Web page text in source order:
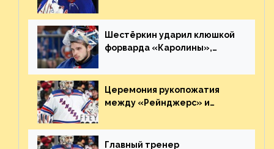
великолепную игру
Шестёркин ударил клюшкой
форварда «Каролины»,
пятаке. Видео
Церемония рукопожатия
между «Рейнджерс» и
матча плей-офф. Видео
Главный тренер